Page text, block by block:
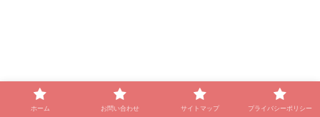
ホーム お問い合わせ サイトマップ プライバシーポリシー